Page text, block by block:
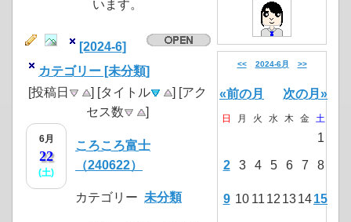
います。
[2024-6]
カテゴリー [未分類]
[投稿日
] [タイトル
] [アク
セス数
]
6月
22
(土)
ころころ富士
（240622）
カテゴリー 未分類
<< 2024-6月 >>
«前の月 次の月»
日 月 火 水 木 金 土
1
2 3 4 5 6 7 8
9 10 11 12 131415